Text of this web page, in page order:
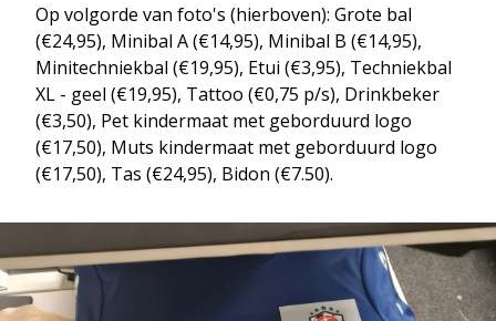
Op volgorde van foto's (hierboven): Grote bal
(€24,95), Minibal A (€14,95), Minibal B (€14,95),
Minitechniekbal (€19,95), Etui (€3,95), Techniekbal
XL - geel (€19,95), Tattoo (€0,75 p/s), Drinkbeker
(€3,50), Pet kindermaat met geborduurd logo
(€17,50), Muts kindermaat met geborduurd logo
(€17,50), Tas (€24,95), Bidon (€7.50).